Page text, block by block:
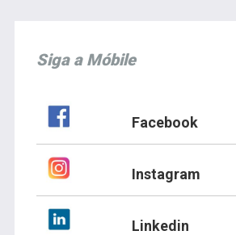
Siga a Móbile
Facebook
Instagram
Linkedin